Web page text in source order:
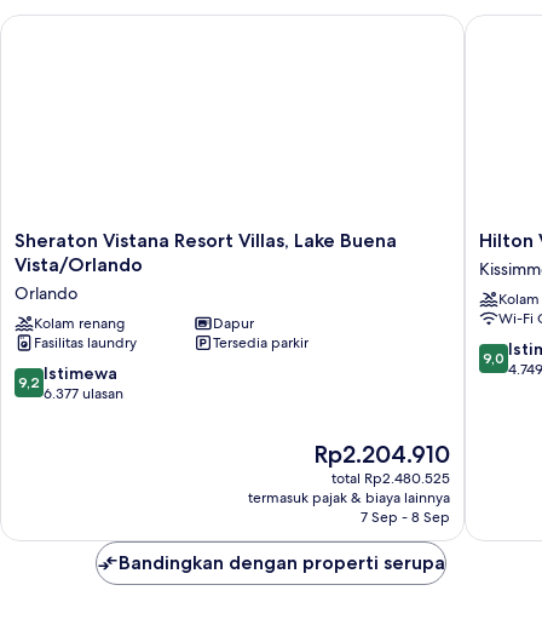
akses
Sheraton
Vistana
Resort
Villas,
Lake
Buena
Vista/Orlando
Orlando
Sheraton Vistana Resort Villas, Lake Buena
Vista/Orlando
Orlando
Kolam renang
Dapur
Fasilitas laundry
Tersedia parkir
9.2
dari
9,2 Istimewa
6.377 ulasan
Harga
sekarang
Rp2.204.910
Rp2.204.910
total Rp2.480.525
termasuk pajak & biaya lainnya
7 Sep - 8 Sep
Sheraton Vistana Resort Villas, Lake Buena Vista/Orlando
Hilton
Vacation
Club
Mystic
Dunes
Orlando
Hilton
Wi-Fi
9.0
dari
9,0
Hilton
Bandingkan dengan properti serupa